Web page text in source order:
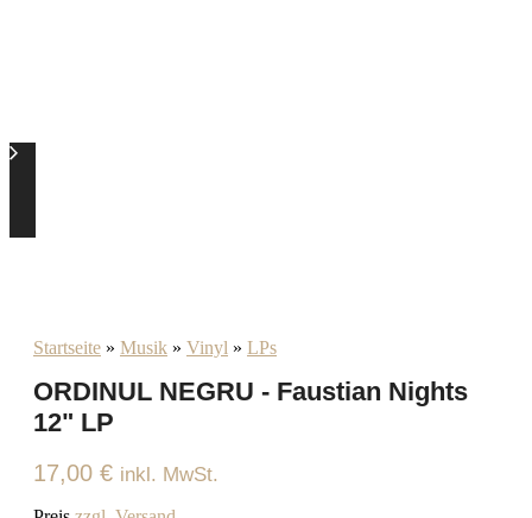
Startseite » Musik » Vinyl » LPs
ORDINUL NEGRU - Faustian Nights
12" LP
17,00 € inkl. MwSt.